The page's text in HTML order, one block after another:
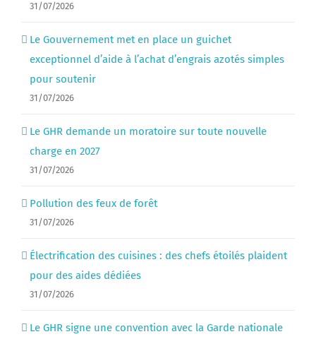
31/07/2026
Le Gouvernement met en place un guichet
exceptionnel d’aide à l’achat d’engrais azotés simples
pour soutenir
31/07/2026
Le GHR demande un moratoire sur toute nouvelle
charge en 2027
31/07/2026
Pollution des feux de forêt
31/07/2026
Électrification des cuisines : des chefs étoilés plaident
pour des aides dédiées
31/07/2026
Le GHR signe une convention avec la Garde nationale